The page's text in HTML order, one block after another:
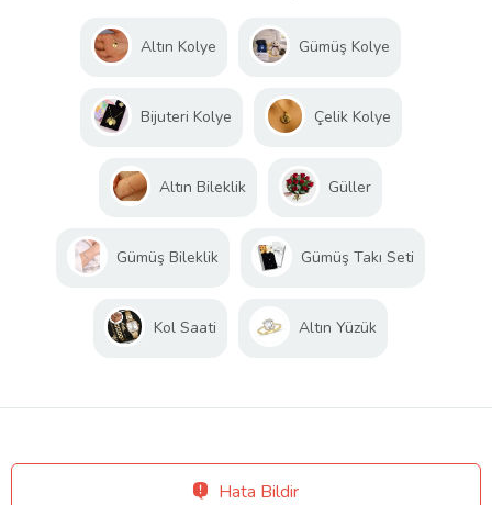
Altın Kolye Gümüş Kolye
Bijuteri Kolye Çelik Kolye
Altın Bileklik Güller
Gümüş Bileklik Gümüş Takı Seti
Kol Saati Altın Yüzük
Hata Bildir